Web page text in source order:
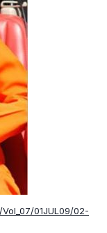
01JUL09/02-